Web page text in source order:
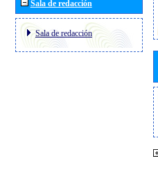
Sala de redacción
Sala de redacción